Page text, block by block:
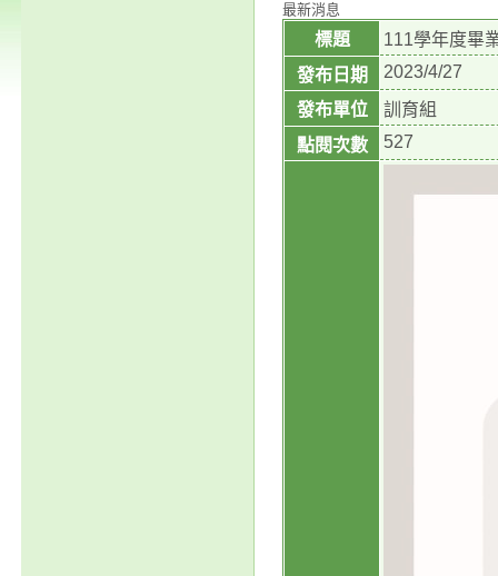
最新消息
標題
111學年度畢
發布日期
2023/4/27
發布單位
訓育組
點閱次數
527